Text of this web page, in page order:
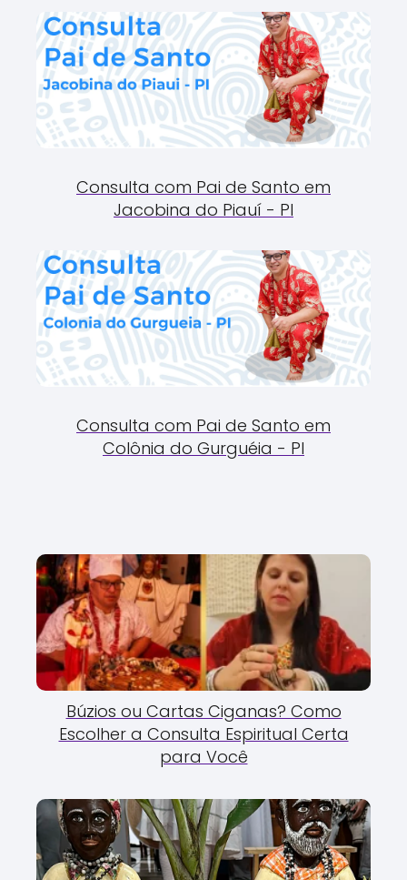
Consulta com Pai de Santo em
Jacobina do Piauí - PI
Consulta com Pai de Santo em
Colônia do Gurguéia - PI
Búzios ou Cartas Ciganas? Como
Escolher a Consulta Espiritual Certa
para Você